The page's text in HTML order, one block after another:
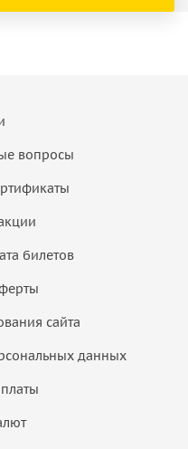
вопросы
билетов
сайта
данных